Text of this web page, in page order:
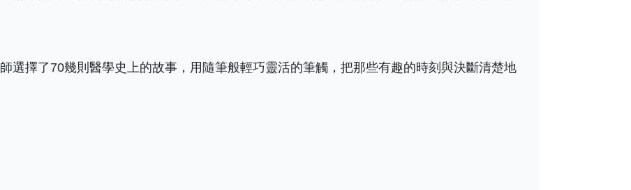
選擇了70幾則醫學史上的故事，用隨筆般輕巧靈活的筆觸，把那些有趣的時刻與決斷清楚地